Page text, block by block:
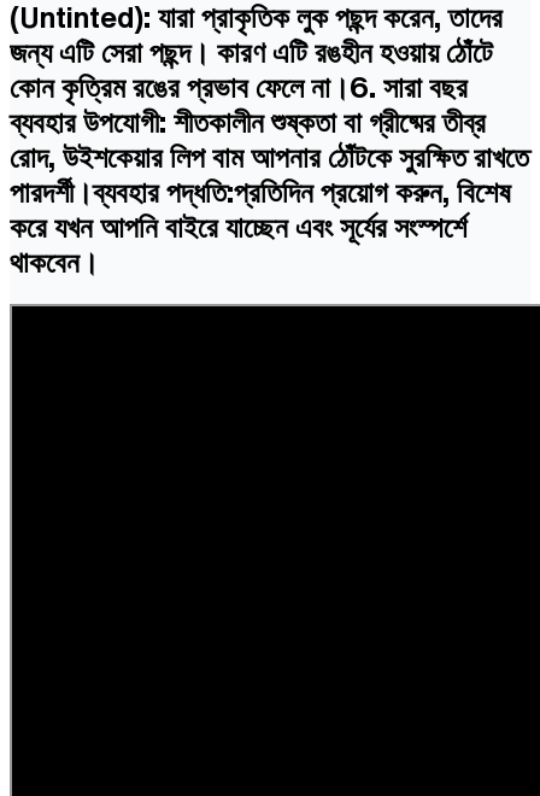
(Untinted): যারা প্রাকৃতিক লুক পছন্দ করেন, তাদের
জন্য এটি সেরা পছন্দ। কারণ এটি রঙহীন হওয়ায় ঠোঁটে
কোন কৃত্রিম রঙের প্রভাব ফেলে না।6. সারা বছর
ব্যবহার উপযোগী: শীতকালীন শুষ্কতা বা গ্রীষ্মের তীব্র
রোদ, উইশকেয়ার লিপ বাম আপনার ঠোঁটকে সুরক্ষিত রাখতে
পারদর্শী।ব্যবহার পদ্ধতি:প্রতিদিন প্রয়োগ করুন, বিশেষ
করে যখন আপনি বাইরে যাচ্ছেন এবং সূর্যের সংস্পর্শে
থাকবেন।